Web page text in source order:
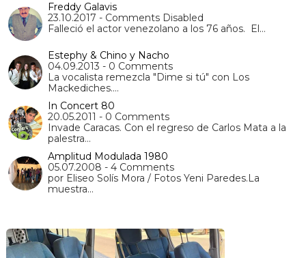
Freddy Galavis
23.10.2017 - Comments Disabled
Falleció el actor venezolano a los 76 años. El…
Estephy & Chino y Nacho
04.09.2013 - 0 Comments
La vocalista remezcla "Dime si tú" con Los
Mackediches.…
In Concert 80
20.05.2011 - 0 Comments
Invade Caracas. Con el regreso de Carlos Mata a la
palestra…
Amplitud Modulada 1980
05.07.2008 - 4 Comments
por Eliseo Solís Mora / Fotos Yeni Paredes.La
muestra…